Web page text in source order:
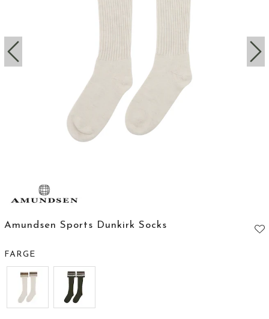
Amundsen Sports Dunkirk Socks
FARGE